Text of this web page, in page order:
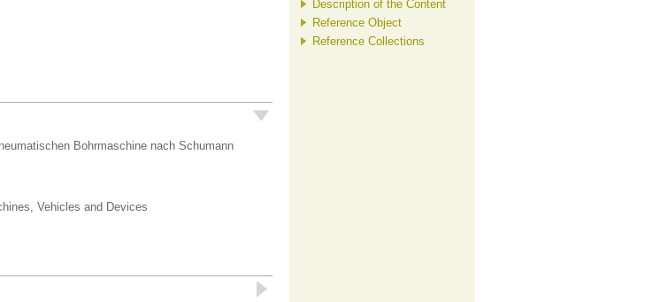
Bohrmaschine nach Schumann
Vehicles and Devices
Description of the Content
Reference Object
Reference Collections